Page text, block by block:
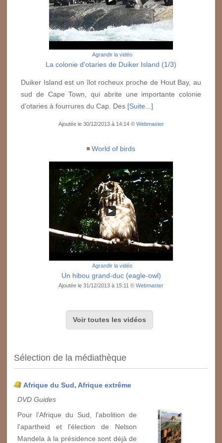
Agrandir la vidéo
La colonie d'otaries de Duiker Island (1/3)
Duiker Island est un îlot rocheux proche de Hout Bay, au
sud de Cape Town, qui abrite une importante colonie
d’otaries à fourrures du Cap. Des [Suite...]
Ajoutée le 30/12/2013 à 14:14 © Webmaster
World of birds
Agrandir la vidéo
Un hibou grand-duc (eagle-owl)
Ajoutée le 31/12/2013 à 15:11 © Webmaster
Voir toutes les vidéos
Sélection de la médiathèque
Afrique du Sud, Afrique extrême
DVD Guides
Pour l'Afrique du Sud, l'abolition de
l'apartheid et l'élection de Nelson
Mandela à la présidence sont déjà de